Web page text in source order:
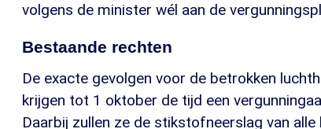
volgens de minister wél aan de
Bestaande rechten
De exacte gevolgen voor de betrokken
krijgen tot 1 oktober de tijd een
Daarbij zullen ze de stikstofneerslag van